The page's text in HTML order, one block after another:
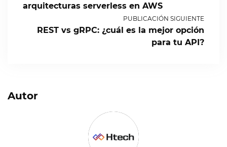
arquitecturas serverless en AWS
PUBLICACIÓN SIGUIENTE
REST vs gRPC: ¿cuál es la mejor opción
para tu API?
Autor